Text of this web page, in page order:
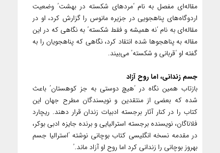
مقاله‌ای مفصل به نام ‘مردهای شکسته در بهشت’ وضعیت
اردوگاه‌های پناهجویی در جزیره مانوس را گزارش کرد، او در
مقاله‌ای به نام ‘نه همیشه و فقط شکسته’ به نگاهی که در این
مقاله به پناهجو‌ها شده انتقاد کرد، نگاهی که پناهجویان را به
گفته او ‘قربانی و شکسته’ می‌بیند.
جسم زندانی، اما روح آزاد
بازتاب همین نگاه در ‘هیچ دوستی به جز کوهستان’ باعث
شده که بعضی از منتقدین و نویسندگان مطرح جهان این
کتاب را در کنار آثار برجسته ادبیات زندان قرار دهند.‌ ریچارد
فلاناگان، نویسنده برجسته استرالیایی و برنده جایزه ادبی بوکر،
در مقدمه نسخه انگلیسی کتاب بوچانی نوشته ‘استرالیا جسم
بهروز بوچانی را زندانی کرد اما روح او آزاد ماند.’ ‌